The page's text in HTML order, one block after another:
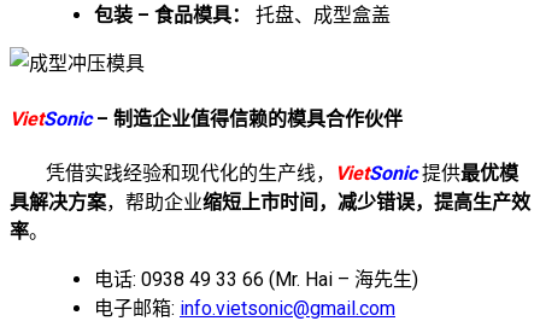
包装 – 食品模具： 托盘、成型盒盖
VietSonic– 制造企业值得信赖的模具合作伙伴
凭借实践经验和现代化的生产线， VietSonic提供最优模
具解决方案，帮助企业缩短上市时间，减少错误，提高生产效
率。
电话: 0938 49 33 66 (Mr. Hai – 海先生)
电子邮箱: info.vietsonic@gmail.com